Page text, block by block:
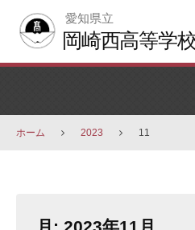
愛知県立
岡崎西高等学
ホーム 2023 11